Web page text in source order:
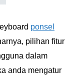
ponsel
pilihan fitur
dalam
anda mengatur